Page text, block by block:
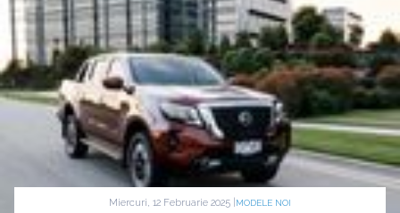
Miercuri, 12 Februarie 2025 | MODELE NOI